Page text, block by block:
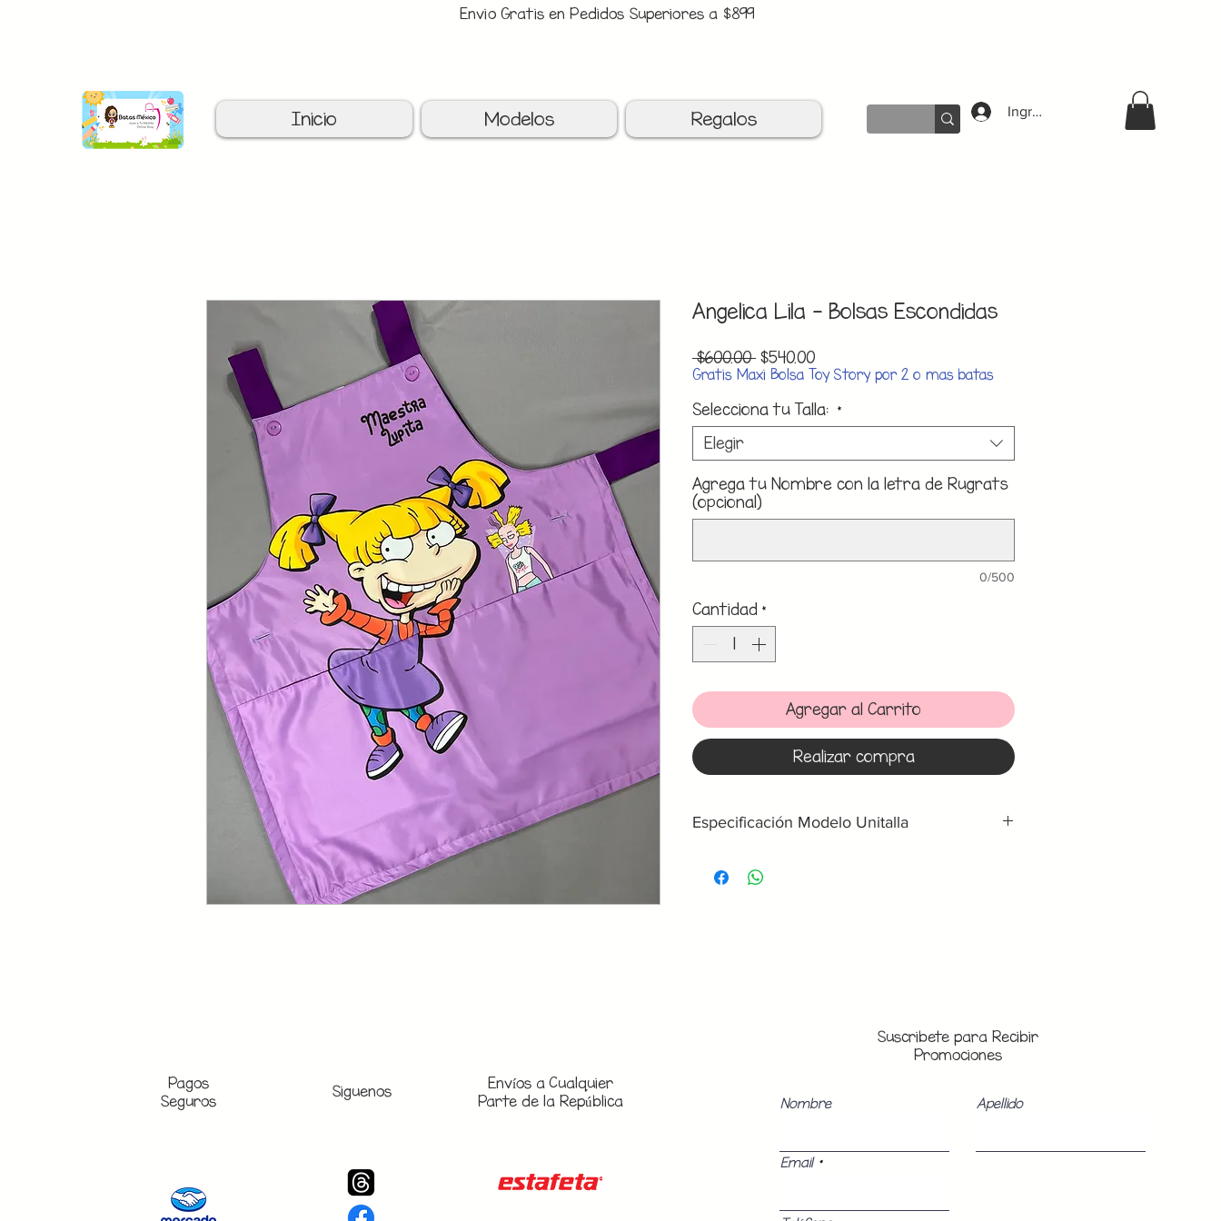
Ingresar
Envio Gratis en Pedidos Superiores a $899
Inicio Modelos Regalos
Angelica Lila - Bolsas Escondidas
$600.00 Precio
$540.00Precio
de
Gratis Maxi Bolsa Toy Story por 2 o mas batas
Selecciona tu Talla: *
Elegir
Agrega tu Nombre con la letra de Rugrats
(opcional)
0/500
Cantidad *
Agregar al Carrito
Realizar compra
Especificación Modelo Unitalla
Unitalla
cinta para abrochar en tu cintura con diferentes
Siguenos Envíos aCualquier
Parte de la República
Pagos
Seguros
Suscribete para Recibir
Promociones
Nombre Apellido
Email